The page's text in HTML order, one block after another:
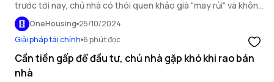
trước tới nay, chủ nhà có thói quen khảo giá "may rủi" và không
có nhiều cơ sở, nên dễ rơi vào tình trạng bị hớ hoặc ‘ngáo’ giá -
khó đi đến được giao dịch. Vậy làm sao để xác định được giá
bán phù hợp với thị trường?
OneHousing 25/10/2024
Giải pháp tài chính 6 phút đọc
Cần tiền gấp để đầu tư, chủ nhà gặp khó khi rao bán
nhà